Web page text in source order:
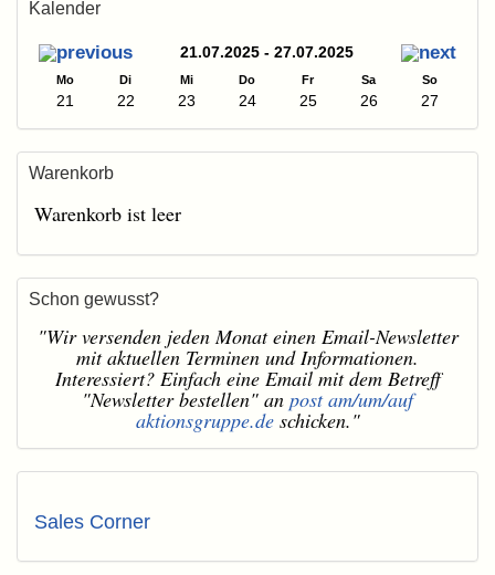
Kalender
21.07.2025 - 27.07.2025
Mo Di Mi Do Fr Sa So
21 22 23 24 25 26 27
Warenkorb
Warenkorb ist leer
Schon gewusst?
"Wir versenden jeden Monat einen Email-Newsletter
mit aktuellen Terminen und Informationen.
Interessiert? Einfach eine Email mit dem Betreff
"Newsletter bestellen" an post am/um/auf
aktionsgruppe.deschicken."
Sales Corner